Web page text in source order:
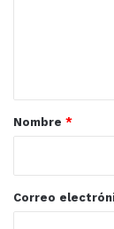
r
*
Nombre *
Correo